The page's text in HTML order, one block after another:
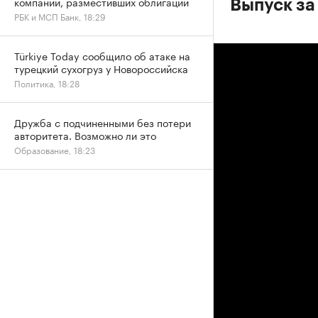
Выпуск
РБК и МСП Банк, 18:29
Türkiye Today сообщило об атаке на
турецкий сухогруз у Новороссийска
Политика, 18:28
Дружба с подчиненными без потери
авторитета. Возможно ли это
Образование, 18:23